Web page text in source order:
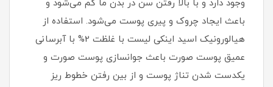
وجود دارد و با بالا رفتن سن در بدن ما کم می‌شود و
باعث ایجاد چروک و پیری پوست می‌شود. استفاده از
هیالورونیک اسید اینکی لیست با غلظت 2% با آبرسانی
عمیق پوست صورت باعث جوانسازی پوست صورت و
یکدست شدن تناژ پوست و از بین رفتن خطوط ریز